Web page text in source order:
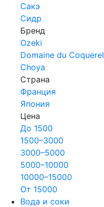
Сакэ
Сидр
Бренд
Ozeki
Domaine du Coquerel
Choya
Страна
Франция
Япония
Цена
До 1500
1500–3000
3000–5000
5000–10000
10000–15000
От 15000
Вода и соки